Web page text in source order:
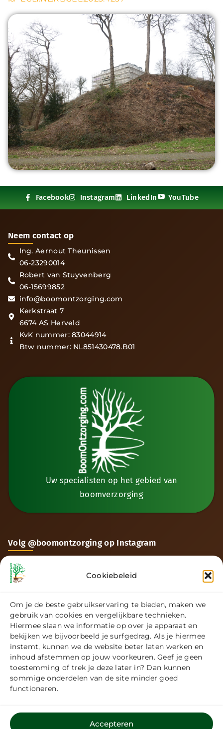
Cookiebeleid
Om je de beste gebruikservaring te bieden, maken we
gebruik van cookies en vergelijkbare technieken.
Hiermee slaan we informatie op over je apparaat en
bekijken we bijvoorbeeld je surfgedrag. Als je hiermee
instemt, kunnen we de website beter laten werken en
inhoud afstemmen op jouw voorkeuren. Geef je geen
toestemming of trek je deze later in? Dan kunnen
sommige onderdelen van de site minder goed
functioneren.
Accepteren
Facebook Instagram LinkedIn YouTube
Neem contact op
Ing. Aernout Theunissen
06-23290014
Robert van Stuyvenberg
06-15699852
info@boomontzorging.com
Kerkstraat 7
6674 AS Herveld
KvK nummer: 83044914
Btw nummer: NL851430478.B01
Uw specialisten op het gebied van
boomverzorging
Volg @boomontzorging op Instagram